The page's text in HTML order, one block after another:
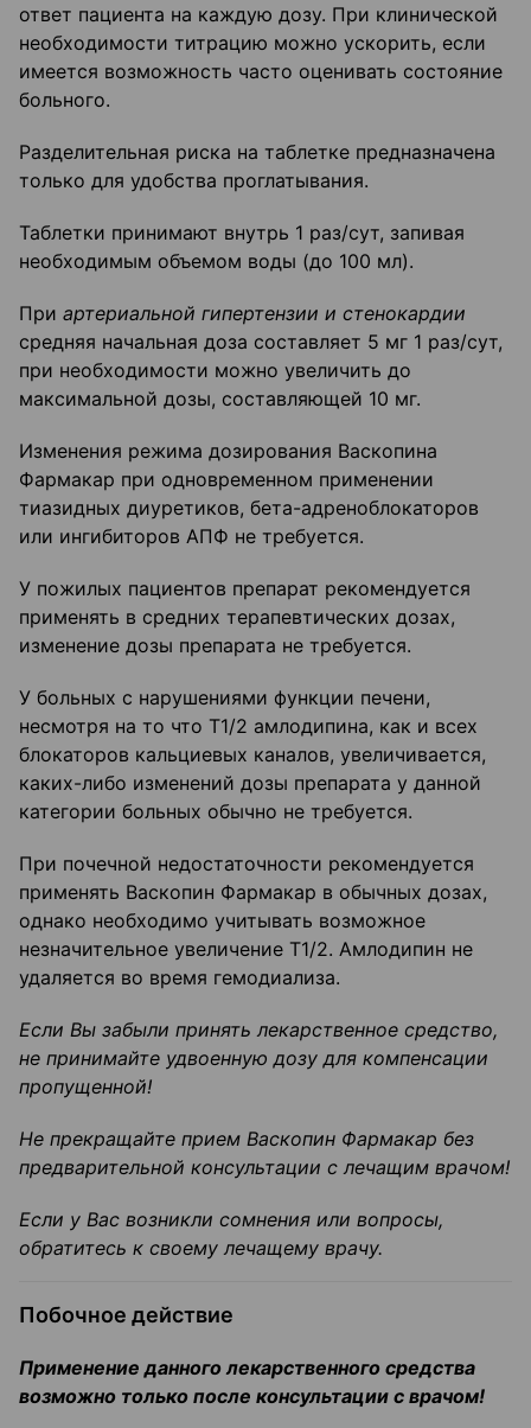
ответ пациента на каждую дозу. При клинической
необходимости титрацию можно ускорить, если
имеется возможность часто оценивать состояние
больного.
Разделительная риска на таблетке предназначена
только для удобства проглатывания.
Таблетки принимают внутрь 1 раз/сут, запивая
необходимым объемом воды (до 100 мл).
При артериальной гипертензии и стенокардии
средняя начальная доза составляет 5 мг 1 раз/сут,
при необходимости можно увеличить до
максимальной дозы, составляющей 10 мг.
Изменения режима дозирования Васкопина
Фармакар при одновременном применении
тиазидных диуретиков, бета-адреноблокаторов
или ингибиторов АПФ не требуется.
У пожилых пациентов препарат рекомендуется
применять в средних терапевтических дозах,
изменение дозы препарата не требуется.
У больных с нарушениями функции печени,
несмотря на то что Т1/2 амлодипина, как и всех
блокаторов кальциевых каналов, увеличивается,
каких-либо изменений дозы препарата у данной
категории больных обычно не требуется.
При почечной недостаточности рекомендуется
применять Васкопин Фармакар в обычных дозах,
однако необходимо учитывать возможное
незначительное увеличение Т1/2. Амлодипин не
удаляется во время гемодиализа.
Если Вы забыли принять лекарственное средство,
не принимайте удвоенную дозу для компенсации
пропущенной!
Не прекращайте прием Васкопин Фармакар без
предварительной консультации с лечащим врачом!
Если у Вас возникли сомнения или вопросы,
обратитесь к своему лечащему врачу.
Побочное действие
Применение данного лекарственного средства
возможно только после консультации с врачом!